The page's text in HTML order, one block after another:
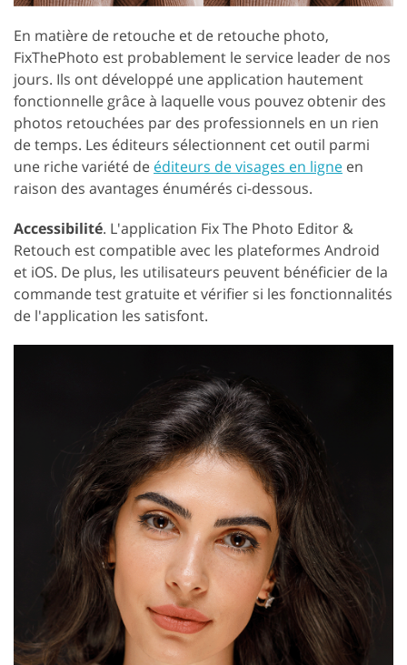
En matière de retouche et de retouche photo,
FixThePhoto est probablement le service leader de nos
jours. Ils ont développé une application hautement
fonctionnelle grâce à laquelle vous pouvez obtenir des
photos retouchées par des professionnels en un rien
de temps. Les éditeurs sélectionnent cet outil parmi
une riche variété de éditeurs de visages en ligne en
raison des avantages énumérés ci-dessous.
Accessibilité. L'application Fix The Photo Editor &
Retouch est compatible avec les plateformes Android
et iOS. De plus, les utilisateurs peuvent bénéficier de la
commande test gratuite et vérifier si les fonctionnalités
de l'application les satisfont.